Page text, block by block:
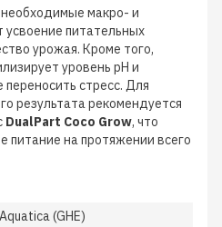
макро- и
питательных
урожая. Кроме того,
уровень pH и
переносить стресс. Для
результата рекомендуется
DualPart Coco Grow, что
питание на протяжении всего
(GHE)